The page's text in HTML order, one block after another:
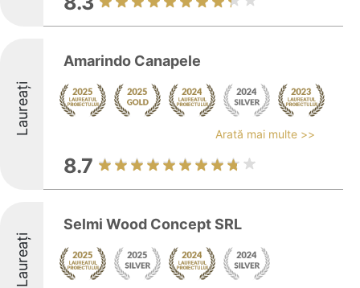
Laureați
Amarindo Canapele
Arată mai multe >>
8.7
Laureați
Selmi Wood Concept SRL